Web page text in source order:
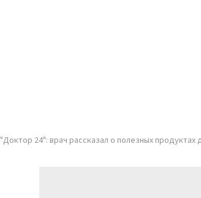
"Доктор 24": врач рассказал о полезных продуктах